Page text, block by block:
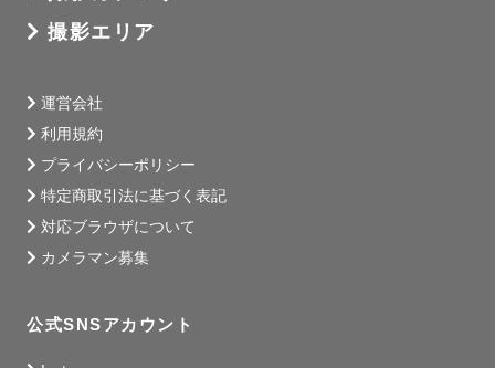
撮影エリア
運営会社
利用規約
プライバシーポリシー
特定商取引法に基づく表記
対応ブラウザについて
カメラマン募集
公式SNSアカウント